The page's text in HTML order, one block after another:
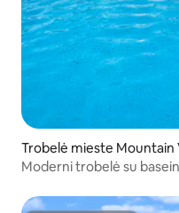
Trobelė mieste Mountain
Moderni trobelė su